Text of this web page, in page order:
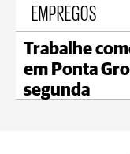
EMPREGOS
Trabalhe
em Ponta
segunda